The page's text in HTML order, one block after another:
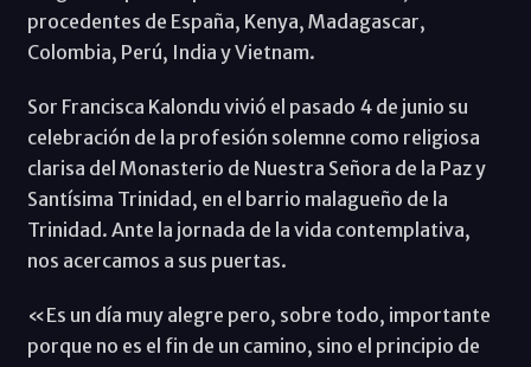
procedentes de España, Kenya, Madagascar,
Colombia, Perú, India y Vietnam.
Sor Francisca Kalondu vivió el pasado 4 de junio su
celebración de la profesión solemne como religiosa
clarisa del Monasterio de Nuestra Señora de la Paz y
Santísima Trinidad, en el barrio malagueño de la
Trinidad. Ante la jornada de la vida contemplativa,
nos acercamos a sus puertas.
«Es un día muy alegre pero, sobre todo, importante
porque no es el fin de un camino, sino el principio de